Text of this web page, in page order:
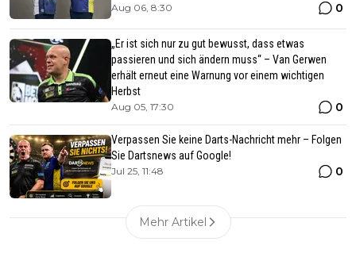
Aug 06, 8:30 0
„Er ist sich nur zu gut bewusst, dass etwas
passieren und sich ändern muss“ – Van Gerwen
erhält erneut eine Warnung vor einem wichtigen
Herbst
Aug 05, 17:30 0
Verpassen Sie keine Darts-Nachricht mehr – Folgen
Sie Dartsnews auf Google!
Jul 25, 11:48 0
Mehr Artikel